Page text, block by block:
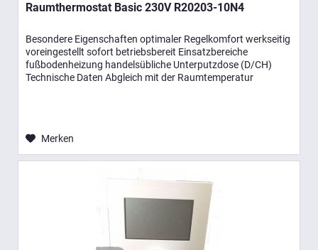
Raumthermostat Basic 230V R20203-10N4
Besondere Eigenschaften optimaler Regelkomfort werkseitig
voreingestellt sofort betriebsbereit Einsatzbereiche
fußbodenheizung handelsübliche Unterputzdose (D/CH)
Technische Daten Abgleich mit der Raumtemperatur
Merken